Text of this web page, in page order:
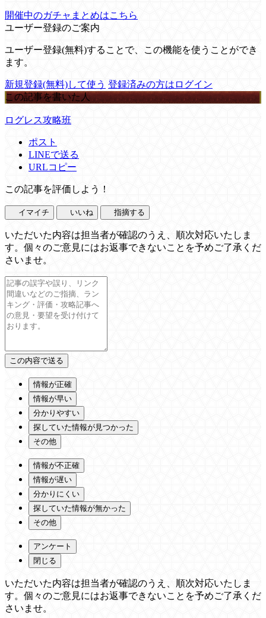
開催中のガチャまとめはこちら
ユーザー登録のご案内
ユーザー登録(無料)することで、この機能を使うことができ
ます。
新規登録(無料)して使う 登録済みの方はログイン
この記事を書いた人
ログレス攻略班
ポスト
LINEで送る
URLコピー
この記事を評価しよう！
イマイチ いいね 指摘する
いただいた内容は担当者が確認のうえ、順次対応いたしま
す。個々のご意見にはお返事できないことを予めご了承くだ
さいませ。
情報が正確
情報が早い
分かりやすい
探していた情報が見つかった
その他
情報が不正確
情報が遅い
分かりにくい
探していた情報が無かった
その他
アンケート
閉じる
いただいた内容は担当者が確認のうえ、順次対応いたしま
す。個々のご意見にはお返事できないことを予めご了承くだ
さいませ。